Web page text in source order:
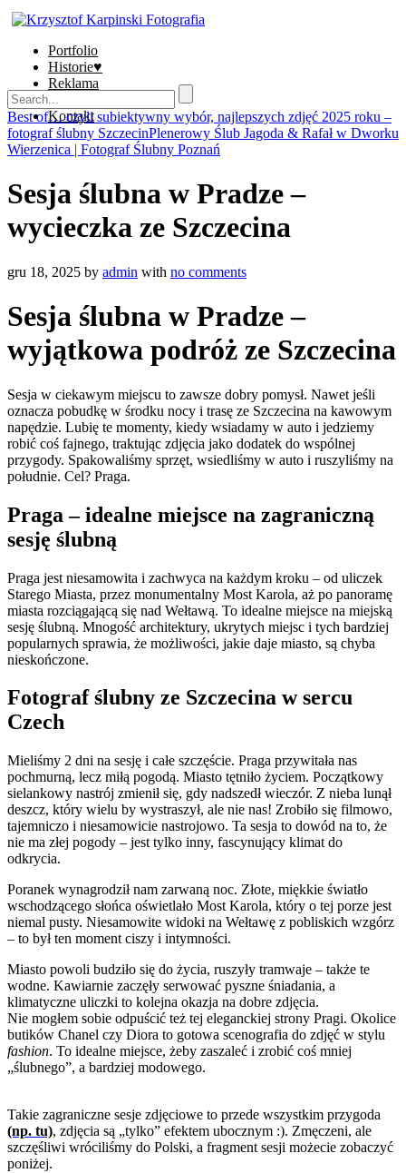
Portfolio
Historie♥
Reklama
Sklep
Kontakt
Best of… czyli subiektywny wybór, najlepszych zdjęć 2025 roku –
fotograf ślubny SzczecinPlenerowy Ślub Jagoda & Rafał w Dworku
Wierzenica | Fotograf Ślubny Poznań
Sesja ślubna w Pradze –
wycieczka ze Szczecina
gru 18, 2025 by admin with no comments
Sesja ślubna w Pradze –
wyjątkowa podróż ze Szczecina
Sesja w ciekawym miejscu to zawsze dobry pomysł. Nawet jeśli
oznacza pobudkę w środku nocy i trasę ze Szczecina na kawowym
napędzie. Lubię te momenty, kiedy wsiadamy w auto i jedziemy
robić coś fajnego, traktując zdjęcia jako dodatek do wspólnej
przygody. Spakowaliśmy sprzęt, wsiedliśmy w auto i ruszyliśmy na
południe. Cel? Praga.
Praga – idealne miejsce na zagraniczną
sesję ślubną
Praga jest niesamowita i zachwyca na każdym kroku – od uliczek
Starego Miasta, przez monumentalny Most Karola, aż po panoramę
miasta rozciągającą się nad Wełtawą. To idealne miejsce na miejską
sesję ślubną. Mnogość architektury, ukrytych miejsc i tych bardziej
popularnych sprawia, że możliwości, jakie daje miasto, są chyba
nieskończone.
Fotograf ślubny ze Szczecina w sercu
Czech
Mieliśmy 2 dni na sesję i całe szczęście. Praga przywitała nas
pochmurną, lecz miłą pogodą. Miasto tętniło życiem. Początkowy
sielankowy nastrój zmienił się, gdy nadszedł wieczór. Z nieba lunął
deszcz, który wielu by wystraszył, ale nie nas! Zrobiło się filmowo,
tajemniczo i niesamowicie nastrojowo. Ta sesja to dowód na to, że
nie ma złej pogody – jest tylko inny, fascynujący klimat do
odkrycia.
Poranek wynagrodził nam zarwaną noc. Złote, miękkie światło
wschodzącego słońca oświetlało Most Karola, który o tej porze jest
niemal pusty. Niesamowite widoki na Wełtawę z pobliskich wzgórz
– to był ten moment ciszy i intymności.
Miasto powoli budziło się do życia, ruszyły tramwaje – także te
wodne. Kawiarnie zaczęły serwować pyszne śniadania, a
klimatyczne uliczki to kolejna okazja na dobre zdjęcia.
Nie mogłem sobie odpuścić też tej eleganckiej strony Pragi. Okolice
butików Chanel czy Diora to gotowa scenografia do zdjęć w stylu
fashion. To idealne miejsce, żeby zaszaleć i zrobić coś mniej
„ślubnego”, a bardziej modowego.
Takie zagraniczne sesje zdjęciowe to przede wszystkim przygoda
(np. tu), zdjęcia są „tylko” efektem ubocznym :). Zmęczeni, ale
szczęśliwi wróciliśmy do Polski, a fragment sesji możecie zobaczyć
poniżej.